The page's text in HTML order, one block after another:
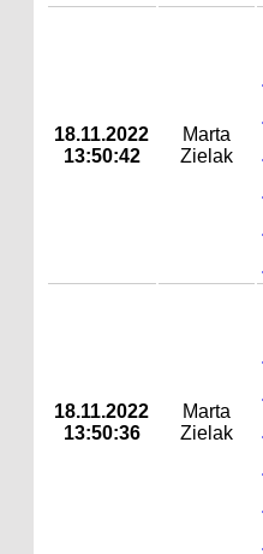
18.11.2022
13:50:42
Marta
Zielak
18.11.2022
13:50:36
Marta
Zielak